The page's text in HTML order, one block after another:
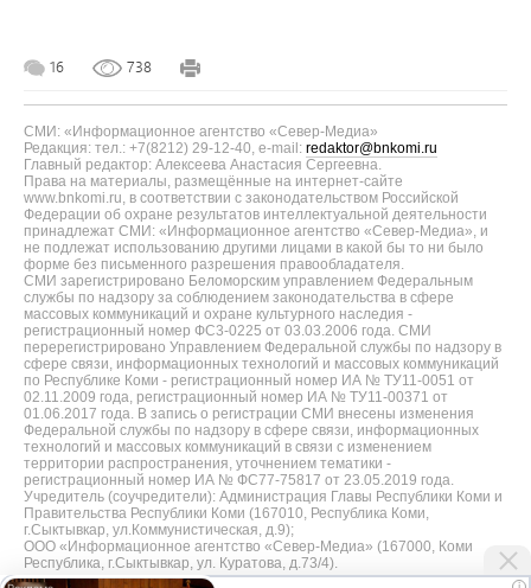
16 738
СМИ: «Информационное агентство «Север-Медиа»
Редакция: тел.: +7(8212) 29-12-40, e-mail: redaktor@bnkomi.ru
Главный редактор: Алексеева Анастасия Сергеевна.
Права на материалы, размещённые на интернет-сайте
www.bnkomi.ru, в соответствии с законодательством Российской
Федерации об охране результатов интеллектуальной деятельности
принадлежат СМИ: «Информационное агентство «Север-Медиа», и
не подлежат использованию другими лицами в какой бы то ни было
форме без письменного разрешения правообладателя.
СМИ зарегистрировано Беломорским управлением Федеральным
службы по надзору за соблюдением законодательства в сфере
массовых коммуникаций и охране культурного наследия -
регистрационный номер ФС3-0225 от 03.03.2006 года. СМИ
перерегистрировано Управлением Федеральной службы по надзору в
сфере связи, информационных технологий и массовых коммуникаций
по Республике Коми - регистрационный номер ИА № ТУ11-0051 от
02.11.2009 года, регистрационный номер ИА № ТУ11-00371 от
01.06.2017 года. В запись о регистрации СМИ внесены изменения
Федеральной службы по надзору в сфере связи, информационных
технологий и массовых коммуникаций в связи с изменением
территории распространения, уточнением тематики -
регистрационный номер ИА № ФС77-75817 от 23.05.2019 года.
Учредитель (соучредители): Администрация Главы Республики Коми и
Правительства Республики Коми (167010, Республика Коми,
г.Сыктывкар, ул.Коммунистическая, д.9);
ООО «Информационное агентство «Север-Медиа» (167000, Коми
Республика, г.Сыктывкар, ул. Куратова, д.73/4).